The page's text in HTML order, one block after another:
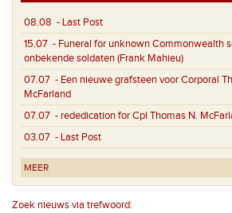
08.08 - Last Post
15.07 - Funeral for unknown Commonwealth
onbekende soldaten (Frank Mahieu)
07.07 - Een nieuwe grafsteen voor Corporal
McFarland
07.07 - rededication for Cpl Thomas N.
03.07 - Last Post
MEER
Zoek nieuws via trefwoord: